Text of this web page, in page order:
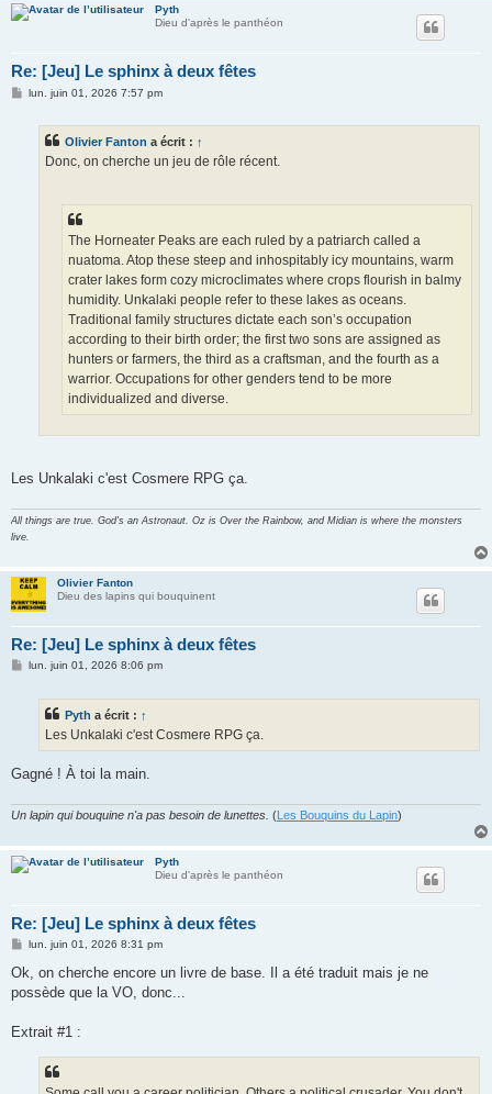
Pyth
Dieu d'après le panthéon
Re: [Jeu] Le sphinx à deux fêtes
Mlun. juin 01, 2026 7:57 pm
Olivier Fanton a écrit : ↑
Donc, on cherche un jeu de rôle récent.
The Horneater Peaks are each ruled by a patriarch called a
nuatoma. Atop these steep and inhospitably icy mountains, warm
crater lakes form cozy microclimates where crops flourish in balmy
humidity. Unkalaki people refer to these lakes as oceans.
Traditional family structures dictate each son’s occupation
according to their birth order; the first two sons are assigned as
hunters or farmers, the third as a craftsman, and the fourth as a
warrior. Occupations for other genders tend to be more
individualized and diverse.
Les Unkalaki c'est Cosmere RPG ça.
All things are true. God's an Astronaut. Oz is Over the Rainbow, and Midian is where the monsters
live.
Olivier Fanton
Dieu des lapins qui bouquinent
Re: [Jeu] Le sphinx à deux fêtes
Mlun. juin 01, 2026 8:06 pm
Pyth a écrit : ↑
Les Unkalaki c'est Cosmere RPG ça.
Gagné ! À toi la main.
Un lapin qui bouquine n'a pas besoin de lunettes. (Les Bouquins du Lapin)
Pyth
Dieu d'après le panthéon
Re: [Jeu] Le sphinx à deux fêtes
M
s
a
lun. juin 01, 2026 8:31 pm
Ok, on cherche encore un livre de base. Il a été traduit mais je ne
possède que la VO, donc...
Extrait #1 :